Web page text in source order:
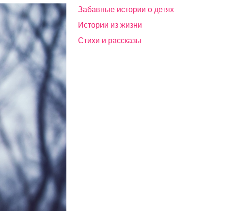
Забавные истории о детях
Истории из жизни
Стихи и рассказы